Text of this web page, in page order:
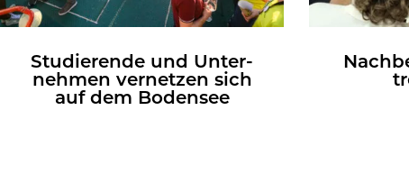
Stu­die­ren­de und Un­ter­
neh­men ver­net­zen sich
auf dem Bo­den­see